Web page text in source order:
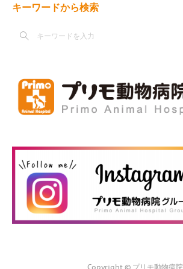
キーワードから検索
Copyright © プリモ動物病院